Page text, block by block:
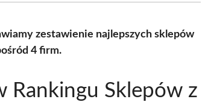
(Twitter)
zestawienie najlepszych sklepów
4 firm.
Rankingu Sklepów z